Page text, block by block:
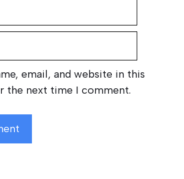
email, and website in this
the next time I comment.